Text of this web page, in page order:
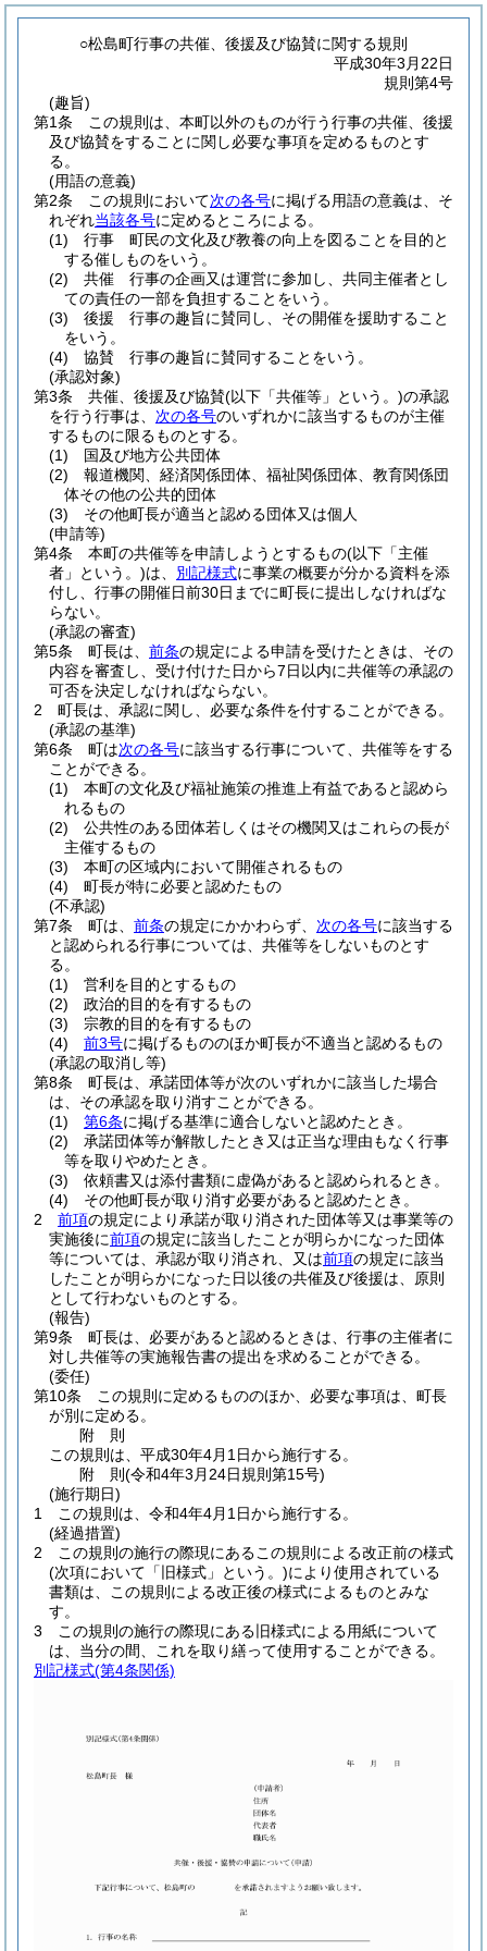
○松島町行事の共催、後援及び協賛に関する規則
平成30年3月22日
規則第4号
(趣旨)
第1条
この規則は、本町以外のものが行う行事の共催、後援
及び協賛をすることに関し必要な事項を定めるものとす
る。
(用語の意義)
第2条
この規則において次の各号に掲げる用語の意義は、そ
れぞれ当該各号に定めるところによる。
(1)
行事 町民の文化及び教養の向上を図ることを目的と
する催しものをいう。
(2)
共催 行事の企画又は運営に参加し、共同主催者とし
ての責任の一部を負担することをいう。
(3)
後援 行事の趣旨に賛同し、その開催を援助すること
をいう。
(4)
協賛 行事の趣旨に賛同することをいう。
(承認対象)
第3条
共催、後援及び協賛(以下「共催等」という。)の承認
を行う行事は、 次の各号のいずれかに該当するものが主催
するものに限るものとする。
(1)
国及び地方公共団体
(2)
報道機関、経済関係団体、福祉関係団体、教育関係団
体その他の公共的団体
(3)
その他町長が適当と認める団体又は個人
(申請等)
第4条
本町の共催等を申請しようとするもの(以下「主催
者」という。)は、 別記様式に事業の概要が分かる資料を添
付し、行事の開催日前30日までに町長に提出しなければな
らない。
(承認の審査)
第5条
町長は、 前条の規定による申請を受けたときは、その
内容を審査し、受け付けた日から7日以内に共催等の承認の
可否を決定しなければならない。
2
町長は、承認に関し、必要な条件を付することができる。
(承認の基準)
第6条
町は次の各号に該当する行事について、共催等をする
ことができる。
(1)
本町の文化及び福祉施策の推進上有益であると認めら
れるもの
(2)
公共性のある団体若しくはその機関又はこれらの長が
主催するもの
(3)
本町の区域内において開催されるもの
(4)
町長が特に必要と認めたもの
(不承認)
第7条
町は、 前条の規定にかかわらず、 次の各号に該当する
と認められる行事については、共催等をしないものとす
る。
(1)
営利を目的とするもの
(2)
政治的目的を有するもの
(3)
宗教的目的を有するもの
(4)
前3号に掲げるもののほか町長が不適当と認めるもの
(承認の取消し等)
第8条
町長は、承諾団体等が次のいずれかに該当した場合
は、その承認を取り消すことができる。
(1)
第6条に掲げる基準に適合しないと認めたとき。
(2)
承諾団体等が解散したとき又は正当な理由もなく行事
等を取りやめたとき。
(3)
依頼書又は添付書類に虚偽があると認められるとき。
(4)
その他町長が取り消す必要があると認めたとき。
2
前項の規定により承諾が取り消された団体等又は事業等の
実施後に前項の規定に該当したことが明らかになった団体
等については、承認が取り消され、又は前項の規定に該当
したことが明らかになった日以後の共催及び後援は、原則
として行わないものとする。
(報告)
第9条
町長は、必要があると認めるときは、行事の主催者に
対し共催等の実施報告書の提出を求めることができる。
(委任)
第10条
この規則に定めるもののほか、必要な事項は、町長
が別に定める。
附 則
この規則は、平成30年4月1日から施行する。
附 則(令和4年3月24日規則第15号)
(施行期日)
1
この規則は、令和4年4月1日から施行する。
(経過措置)
2
この規則の施行の際現にあるこの規則による改正前の様式
(次項において「旧様式」という。)により使用されている
書類は、この規則による改正後の様式によるものとみな
す。
3
この規則の施行の際現にある旧様式による用紙について
は、当分の間、これを取り繕って使用することができる。
別記様式(第4条関係)